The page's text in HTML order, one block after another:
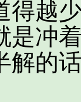
得越
是冲
解的